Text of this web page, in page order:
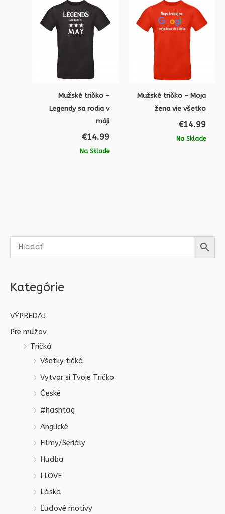
Kategórie
VÝPREDAJ
Pre mužov
Tričká
Všetky tičká
Vytvor si Tvoje Tričko
České
#hashtag
Anglické
Filmy/Seriály
Hudba
I LOVE
Láska
Ľudové motívy
Mužské tričko –
Legendy sa rodia v
máji
€14.99
Na Sklade
Mužské tričko – Moja
žena vie všetko
€14.99
Na Sklade